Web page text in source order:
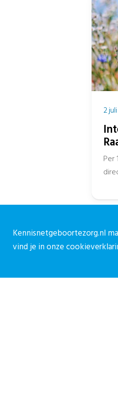
2
Per
Over ons
Kennisnetgeboortezorg.nl
vind je in onze